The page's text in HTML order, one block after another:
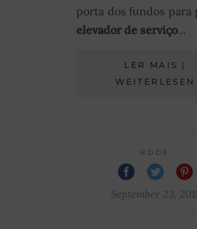
porta dos fundos para
elevador de serviço...
LER MAIS |
WEITERLESEN
RODE
September 23,